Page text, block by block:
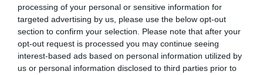
processing of your personal or sensitive information for
targeted advertising by us, please use the below opt-out
section to confirm your selection. Please note that after your
opt-out request is processed you may continue seeing
interest-based ads based on personal information utilized by
us or personal information disclosed to third parties prior to
Compartir
Imprimir